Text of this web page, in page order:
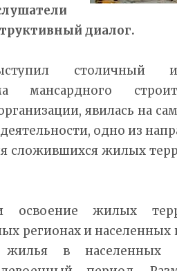
диалог.
столичный
мансардного
явилась на
одно из
сложившихся жилых
жилых
регионах и населенных
в населенных